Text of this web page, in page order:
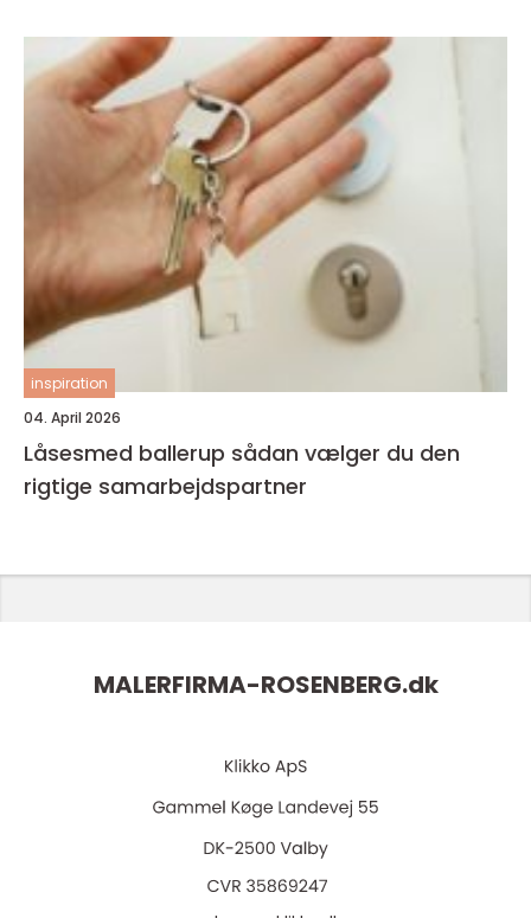
inspiration
04. April 2026
Låsesmed ballerup sådan vælger du den
rigtige samarbejdspartner
MALERFIRMA-ROSENBERG.dk